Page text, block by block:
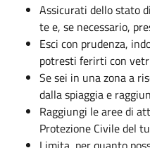
Assicurati dello stato
te e, se necessario,
Esci con prudenza,
potresti ferirti con
Se sei in una zona a
dalla spiaggia e
Raggiungi le aree di
Protezione Civile del